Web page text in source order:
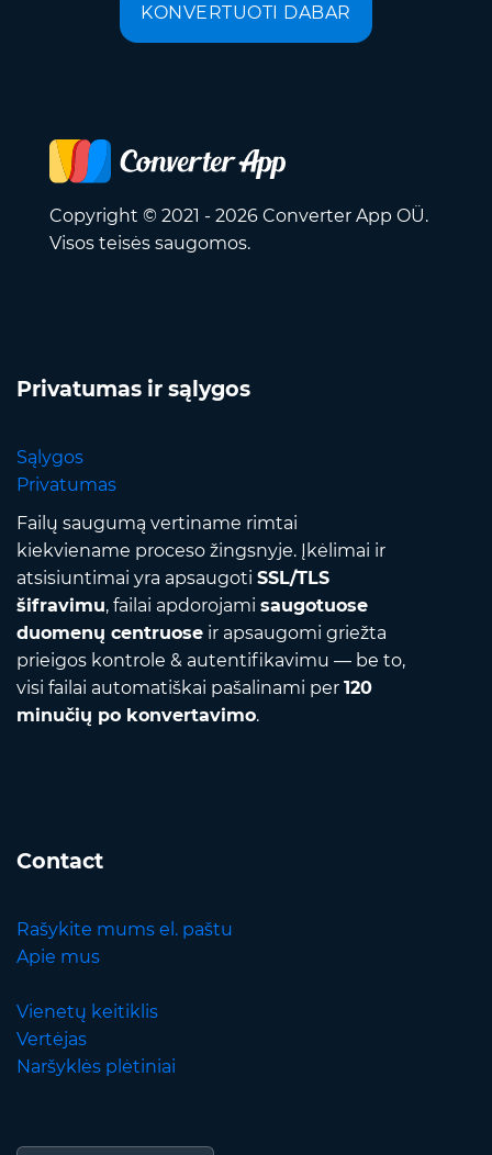
KONVERTUOTI DABAR
Copyright © 2021 - 2026 Converter App OÜ.
Visos teisės saugomos.
Privatumas ir sąlygos
Sąlygos
Privatumas
Failų saugumą vertiname rimtai
kiekviename proceso žingsnyje. Įkėlimai ir
atsisiuntimai yra apsaugoti SSL/TLS
šifravimu, failai apdorojami saugotuose
duomenų centruose ir apsaugomi griežta
prieigos kontrole & autentifikavimu — be to,
visi failai automatiškai pašalinami per 120
minučių po konvertavimo.
Contact
Rašykite mums el. paštu
Apie mus
Vienetų keitiklis
Vertėjas
Naršyklės plėtiniai